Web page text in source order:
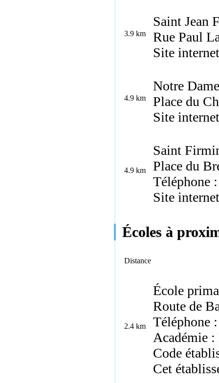
3.9 km
Saint Jean
Rue Paul
Site
4.9 km
Notre
Place du
Site
4.9 km
Saint
Place du
Téléphone
Site
Écoles à
Distance
2.4 km
École
Route de
Téléphone
Académie
Code
Cet